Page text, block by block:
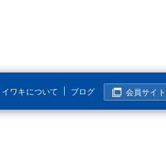
イワキについて ブログ 会員サイト